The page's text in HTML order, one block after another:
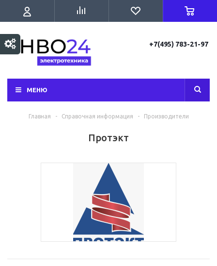
+7(495) 783-21-97
МЕНЮ
Главная - Справочная информация - Производители
Протэкт